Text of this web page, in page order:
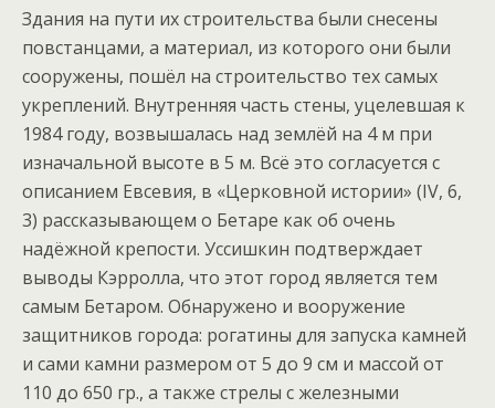
Здания на пути их строительства были снесены
повстанцами, а материал, из которого они были
сооружены, пошёл на строительство тех самых
укреплений. Внутренняя часть стены, уцелевшая к
1984 году, возвышалась над землёй на 4 м при
изначальной высоте в 5 м. Всё это согласуется с
описанием Евсевия, в «Церковной истории» (IV, 6,
3) рассказывающем о Бетаре как об очень
надёжной крепости. Уссишкин подтверждает
выводы Кэрролла, что этот город является тем
самым Бетаром. Обнаружено и вооружение
защитников города: рогатины для запуска камней
и сами камни размером от 5 до 9 см и массой от
110 до 650 гр., а также стрелы с железными